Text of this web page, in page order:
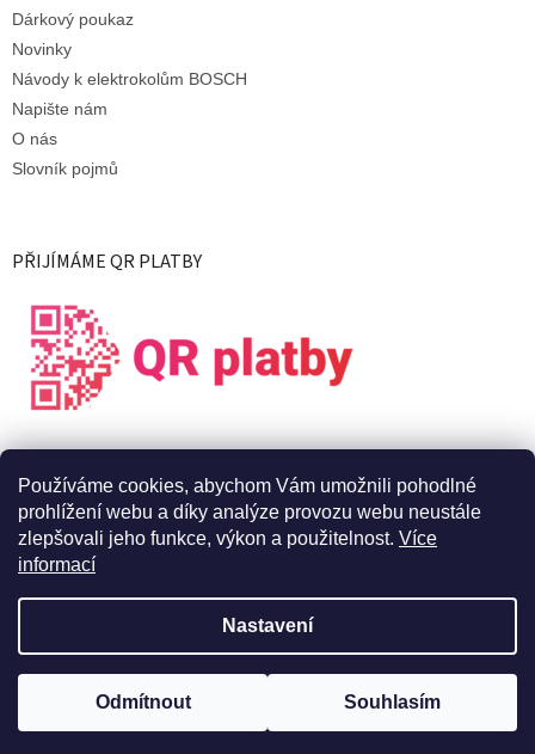
Používáme cookies, abychom Vám umožnili pohodlné
prohlížení webu a díky analýze provozu webu neustále
zlepšovali jeho funkce, výkon a použitelnost. Více
informací
Nastavení
Odmítnout Souhlasím
Dárkový poukaz
Novinky
Návody k elektrokolům BOSCH
Napište nám
O nás
Slovník pojmů
PŘIJÍMÁME QR PLATBY
. Všechna práva vyhrazena.